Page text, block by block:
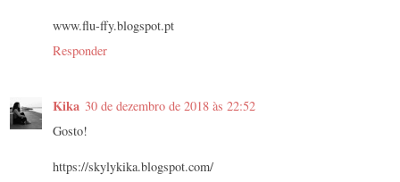
www.flu-ffy.blogspot.pt
Responder
Kika 30 de dezembro de 2018 às 22:52
Gosto!
https://skylykika.blogspot.com/